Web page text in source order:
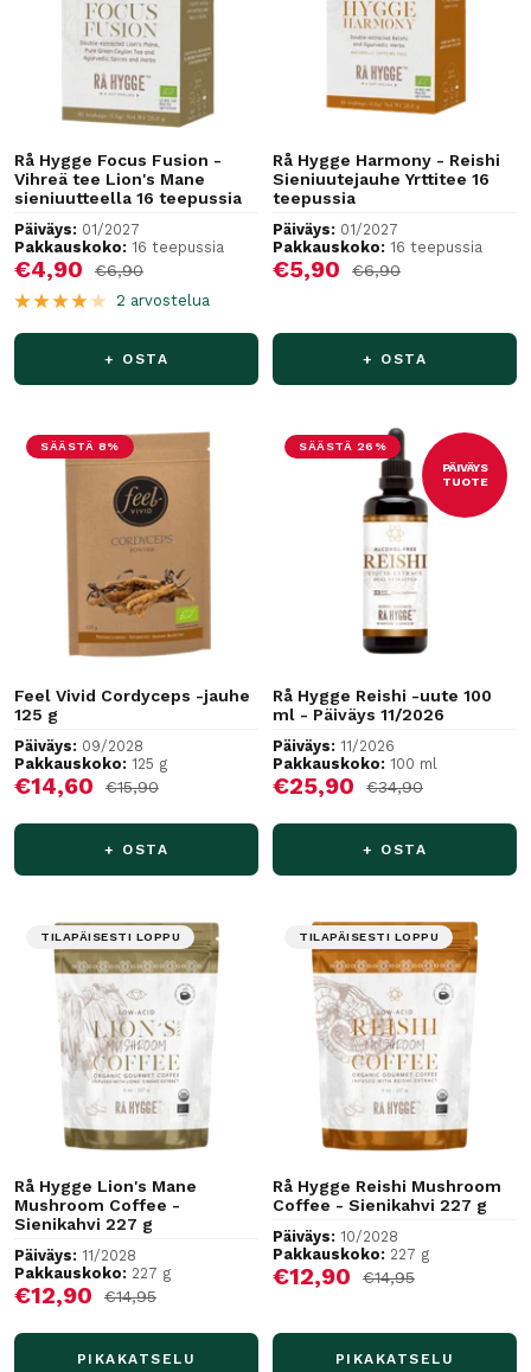
Rå Hygge Focus Fusion -
Vihreä tee Lion's Mane
sieniuutteella 16 teepussia
Päiväys: 01/2027
Pakkauskoko: 16 teepussia
Alennushinta
€4,90 Normaalihinta
€6,90
2 arvostelua
+ OSTA
Rå Hygge Harmony - Reishi
Sieniuutejauhe Yrttitee 16
teepussia
Päiväys: 01/2027
Pakkauskoko: 16 teepussia
Alennushinta
€5,90 Normaalihinta
€6,90
+ OSTA
SÄÄSTÄ 8%
Feel Vivid Cordyceps -jauhe
125 g
Päiväys: 09/2028
Pakkauskoko: 125 g
Alennushinta
€14,60 Normaalihinta
€15,90
+ OSTA
PÄIVÄYS
TUOTE
SÄÄSTÄ 26%
Rå Hygge Reishi -uute 100
ml - Päiväys 11/2026
Päiväys: 11/2026
Pakkauskoko: 100 ml
Alennushinta
€25,90 Normaalihinta
€34,90
+ OSTA
TILAPÄISESTI LOPPU
Rå Hygge Lion's Mane
Mushroom Coffee -
Sienikahvi 227 g
Päiväys: 11/2028
Pakkauskoko: 227 g
Alennushinta
€12,90 Normaalihinta
€14,95
PIKAKATSELU
TILAPÄISESTI LOPPU
Rå Hygge Reishi Mushroom
Coffee - Sienikahvi 227 g
Päiväys: 10/2028
Pakkauskoko: 227 g
Alennushinta
€12,90 Normaalihinta
€14,95
PIKAKATSELU